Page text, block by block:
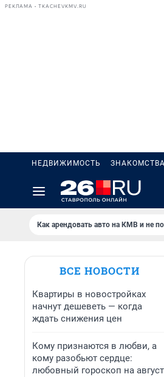
РЕКЛАМА • TKACHEVKMV.RU
НЕДВИЖИМОСТЬ ЗНАКОМСТВА
Как арендовать авто на КМВ и не
ВСЕ НОВОСТИ
Квартиры в новостройках
начнут дешеветь — когда
ждать снижения цен
Кому признаются в любви, а
кому разобьют сердце:
любовный гороскоп на август